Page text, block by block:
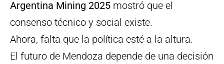
Argentina Mining 2025 mostró que el
consenso técnico y social existe.
Ahora, falta que la política esté a la altura.
El futuro de Mendoza depende de una decisión